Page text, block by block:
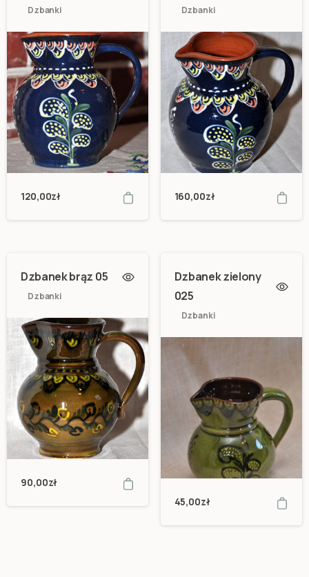
Dzbanki
120,00zł
Dzbanki
160,00zł
Dzbanek brąz 05
Dzbanki
90,00zł
Dzbanek zielony
025
Dzbanki
45,00zł